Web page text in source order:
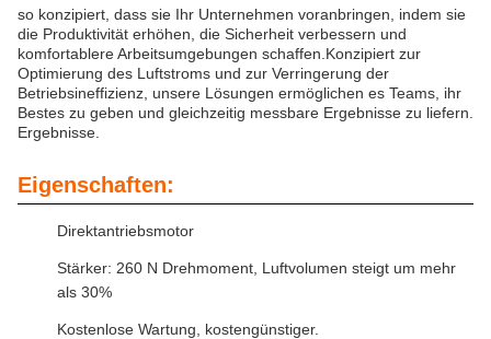
so konzipiert, dass sie Ihr Unternehmen voranbringen, indem sie
die Produktivität erhöhen, die Sicherheit verbessern und
komfortablere Arbeitsumgebungen schaffen.Konzipiert zur
Optimierung des Luftstroms und zur Verringerung der
Betriebsineffizienz, unsere Lösungen ermöglichen es Teams, ihr
Bestes zu geben und gleichzeitig messbare Ergebnisse zu liefern.
Ergebnisse.
Eigenschaften:
Direktantriebsmotor
Stärker: 260 N Drehmoment, Luftvolumen steigt um mehr
als 30%
Kostenlose Wartung, kostengünstiger.